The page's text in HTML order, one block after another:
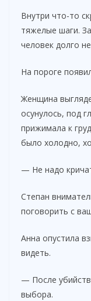
Внутри что-то
тяжелые шаги.
человек долго
На пороге
Женщина
осунулось, под
прижимала к
было холодно,
— Не надо
Степан
поговорить с
Анна опустила
видеть.
— После
выбора.